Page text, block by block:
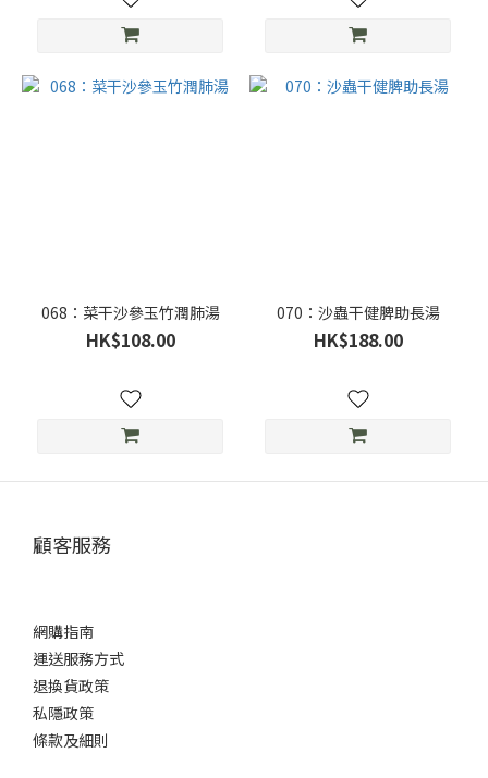
068：菜干沙參玉竹潤肺湯
HK$108.00
070：沙蟲干健脾助長湯
HK$188.00
顧客服務
網購指南
運送服務方式
退換貨政策
私隱政策
條款及細則